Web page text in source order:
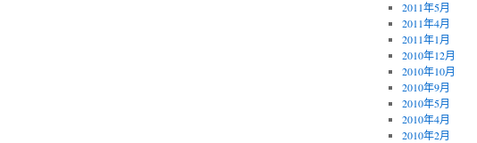
2011年5月
2011年4月
2011年1月
2010年12月
2010年10月
2010年9月
2010年5月
2010年4月
2010年2月